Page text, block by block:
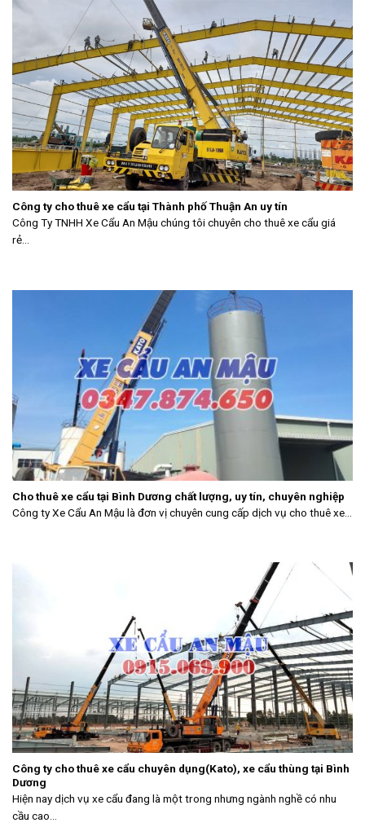
Công ty cho thuê xe cẩu tại Thành phố Thuận An uy tín
Công Ty TNHH Xe Cẩu An Mậu chúng tôi chuyên cho thuê xe cẩu giá
rẻ...
Cho thuê xe cẩu tại Bình Dương chất lượng, uy tín, chuyên nghiệp
Công ty Xe Cẩu An Mậu là đơn vị chuyên cung cấp dịch vụ cho thuê xe...
Công ty cho thuê xe cẩu chuyên dụng(Kato), xe cẩu thùng tại Bình
Dương
Hiện nay dịch vụ xe cẩu đang là một trong nhưng ngành nghề có nhu
cầu cao...